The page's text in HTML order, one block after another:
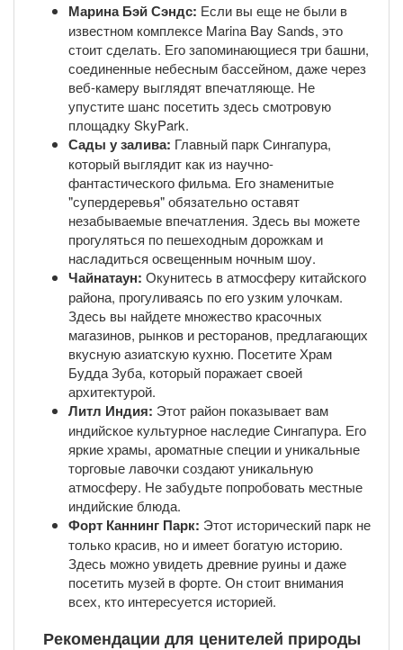
Марина Бэй Сэндс: Если вы еще не были в
известном комплексе Marina Bay Sands, это
стоит сделать. Его запоминающиеся три башни,
соединенные небесным бассейном, даже через
веб-камеру выглядят впечатляюще. Не
упустите шанс посетить здесь смотровую
площадку SkyPark.
Сады у залива: Главный парк Сингапура,
который выглядит как из научно-
фантастического фильма. Его знаменитые
"супердеревья" обязательно оставят
незабываемые впечатления. Здесь вы можете
прогуляться по пешеходным дорожкам и
насладиться освещенным ночным шоу.
Чайнатаун: Окунитесь в атмосферу китайского
района, прогуливаясь по его узким улочкам.
Здесь вы найдете множество красочных
магазинов, рынков и ресторанов, предлагающих
вкусную азиатскую кухню. Посетите Храм
Будда Зуба, который поражает своей
архитектурой.
Литл Индия: Этот район показывает вам
индийское культурное наследие Сингапура. Его
яркие храмы, ароматные специи и уникальные
торговые лавочки создают уникальную
атмосферу. Не забудьте попробовать местные
индийские блюда.
Форт Каннинг Парк: Этот исторический парк не
только красив, но и имеет богатую историю.
Здесь можно увидеть древние руины и даже
посетить музей в форте. Он стоит внимания
всех, кто интересуется историей.
Рекомендации для ценителей природы